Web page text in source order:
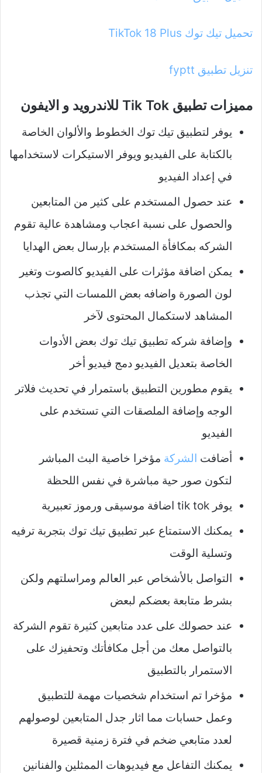
تحميل تيك توك TikTok 18 Plus
تنزيل تطبيق fyptt
مميزات تطبيق Tik Tok للاندرويد و الايفون
يوفر لتطبيق تيك توك الخطوط والألوان الخاصة
بالكتابة على الفيديو ويوفر الاستيكرات لاستخدامها
في إعداد الفيديو
عند حصول المستخدم على كثير من المتابعين
والحصول على نسبة اعجاب ومشاهدة عالية تقوم
الشركه بمكافأة المستخدم بإرسال بعض الهدايا
يمكن اضافة مؤثرات على الفيديو كالصوت وتغير
لون الصورة واضافه بعض اللمسات التي تجذب
المشاهد لاستكمال المحتوى لآخر
وإضافة شركه تطبيق تيك توك بعض الأدوات
الخاصة بتعديل الفيديو دمج فيديو أخر
يقوم مطورين التطبيق باستمرار في تحديث فلاتر
الوجه وإضافة الملصقات التي تستخدم على
الفيديو
أضافت الشركة مؤخرا خاصية البث المباشر
لتكون صور حية مباشرة في نفس اللحظة
يوفر tik tok اضافة موسيقى ورموز تعبيرية
يمكنك الاستمتاع عبر تطبيق تيك توك بتجربة ترفيه
وتسلية الوقت
التواصل بالأشخاص عبر العالم ومراسلتهم ولكن
بشرط متابعة بعضكم لبعض
عند حصولك على عدد متابعين كثيرة تقوم الشركة
بالتواصل معك من أجل مكافأتك وتحفيزك على
الاستمرار بالتطبيق
مؤخرا تم استخدام شخصيات مهمة للتطبيق
وعمل حسابات مما اثار جدل المتابعين لوصولهم
لعدد متابعي ضخم في فترة زمنية قصيرة
يمكنك التفاعل مع فيديوهات الممثلين والفنانين